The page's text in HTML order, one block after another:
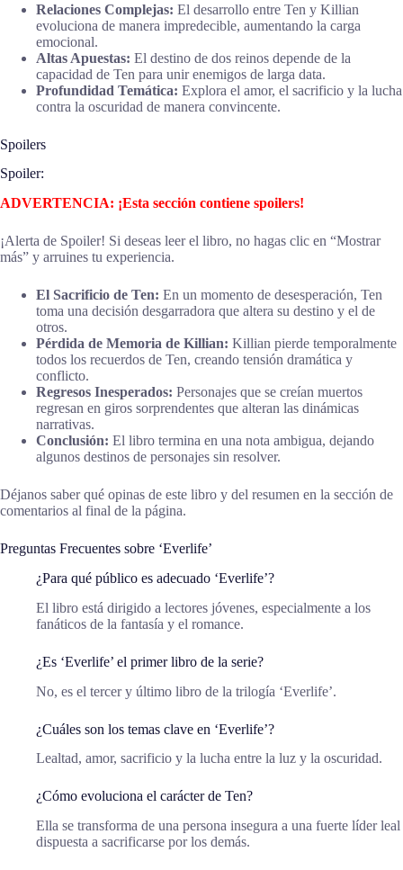
Relaciones Complejas: El desarrollo entre Ten y Killian
evoluciona de manera impredecible, aumentando la carga
emocional.
Altas Apuestas: El destino de dos reinos depende de la
capacidad de Ten para unir enemigos de larga data.
Profundidad Temática: Explora el amor, el sacrificio y la lucha
contra la oscuridad de manera convincente.
Spoilers
Spoiler:
ADVERTENCIA: ¡Esta sección contiene spoilers!
¡Alerta de Spoiler! Si deseas leer el libro, no hagas clic en “Mostrar
más” y arruines tu experiencia.
El Sacrificio de Ten: En un momento de desesperación, Ten
toma una decisión desgarradora que altera su destino y el de
otros.
Pérdida de Memoria de Killian: Killian pierde temporalmente
todos los recuerdos de Ten, creando tensión dramática y
conflicto.
Regresos Inesperados: Personajes que se creían muertos
regresan en giros sorprendentes que alteran las dinámicas
narrativas.
Conclusión: El libro termina en una nota ambigua, dejando
algunos destinos de personajes sin resolver.
Déjanos saber qué opinas de este libro y del resumen en la sección de
comentarios al final de la página.
Preguntas Frecuentes sobre ‘Everlife’
¿Para qué público es adecuado ‘Everlife’?
El libro está dirigido a lectores jóvenes, especialmente a los
fanáticos de la fantasía y el romance.
¿Es ‘Everlife’ el primer libro de la serie?
No, es el tercer y último libro de la trilogía ‘Everlife’.
¿Cuáles son los temas clave en ‘Everlife’?
Lealtad, amor, sacrificio y la lucha entre la luz y la oscuridad.
¿Cómo evoluciona el carácter de Ten?
Ella se transforma de una persona insegura a una fuerte líder leal
dispuesta a sacrificarse por los demás.